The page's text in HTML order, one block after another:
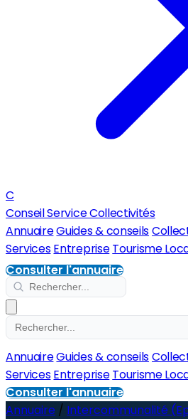
C
Conseil Service Collectivités
AnnuaireGuides & conseils
ServicesEntreprise Tourisme
Consulter l'annuaire
AnnuaireGuides & conseils
ServicesEntreprise Tourisme
Consulter l'annuaire
Annuaire / Intercommunalité